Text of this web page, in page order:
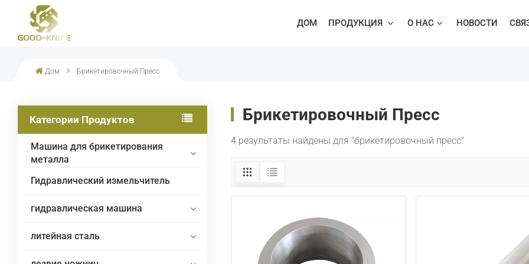
ДОМ ПРОДУКЦИЯ О НАС НОВОСТИ
Дом Брикетировочный Пресс
Категории Продуктов
Машина для брикетирования
металла
Гидравлический измельчитель
гидравлическая машина
литейная сталь
Брикетировочный Пресс
4 результаты найдены для "брикетировочный пресс"